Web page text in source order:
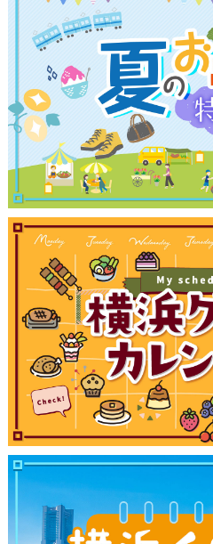
ブログ記事
サイトについて